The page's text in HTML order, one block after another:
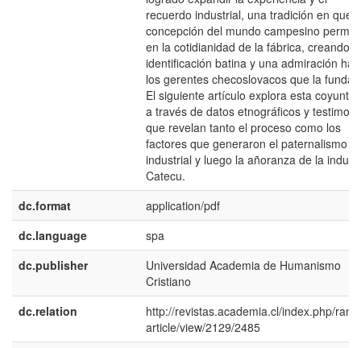
recuerdo industrial, una tradición en que
concepción del mundo campesino
en la cotidianidad de la fábrica, creando
identificación batina y una admiración
los gerentes checoslovacos que la
El siguiente artículo explora esta
a través de datos etnográficos y
que revelan tanto el proceso como los
factores que generaron el paternalismo
industrial y luego la añoranza de la
Catecu.
dc.format
application/pdf
dc.language
spa
dc.publisher
Universidad Academia de Humanismo
Cristiano
dc.relation
http://revistas.academia.cl/index.php/
article/view/2129/2485